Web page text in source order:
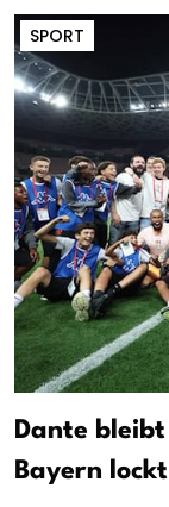
SPORT
Dante
Bayern lockt